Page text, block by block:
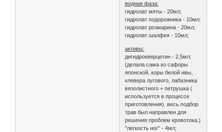
водная фаза:
гидролат мяты - 20мл;
гидролат подорожника - 10мл;
гидролат розмарина - 20мл;
гидролат шалфея - 10мл;
активы:
дигидрокверцетин - 2,5мл;
(делала сама из сафоры
японской, коры белой ивы,
клевера лугового, лабазника
вязолистного + петрушка (
используется в процессе
приготовления). весь подбор
трав был направлен для
решения проблем кровотока.)
"легкость ног" - 4мл;